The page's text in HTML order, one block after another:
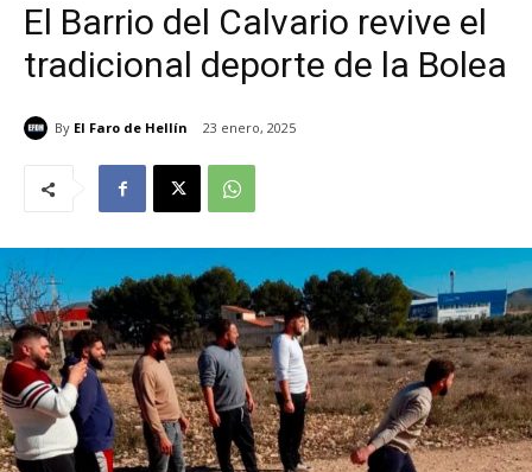
El Barrio del Calvario revive el
tradicional deporte de la Bolea
By El Faro de Hellín 23 enero, 2025